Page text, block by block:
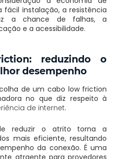
fácil instalação, a resistência
a chance de falhas, a
e a acessibilidade.
reduzindo o
desempenho
de um cabo low friction
no que diz respeito à
de internet.
reduzir o atrito torna a
mais eficiente, resultando
da conexão. É uma
atraente para provedores